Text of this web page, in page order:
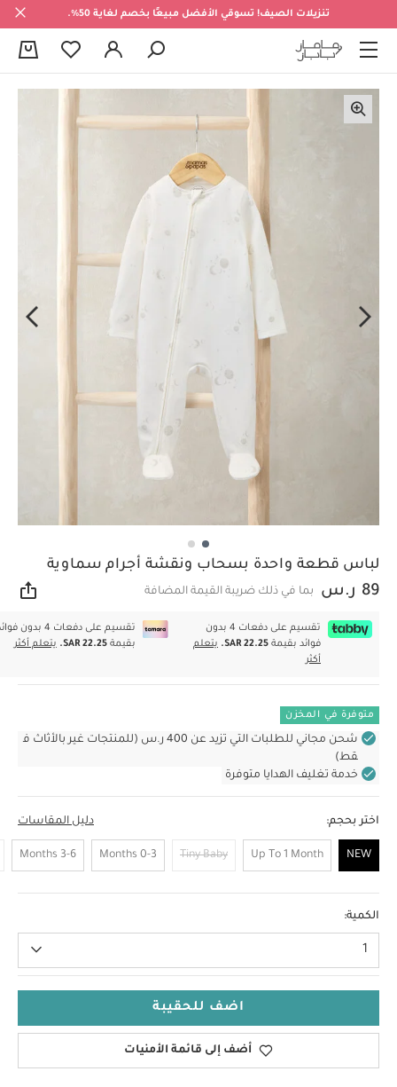
تنزيلات الصيف! تسوقي الأفضل مبيعًا بخصم لغاية 50%.
لباس قطعة واحدة بسحاب ونقشة أجرام سماوية
89 ر.س بما في ذلك ضريبة القيمة المضافة
تقسيم على دفعات 4 بدون
فوائد بقيمة SAR 22.25.
يتعلم
أكثر
تقسيم على دفعات 4 بدون
بقيمةSAR 22.25. يتعلم أكثر
متوفرة في المخزن
شحن مجاني للطلبات التي تزيد عن 400 ر.س (للمنتجات غير بالأثاث ف
قط)
خدمة تغليف الهدايا متوفرة
اختر بحجم: دليل المقاسات
NEW
Up To 1 Month
Tiny Baby
0-3 Months
3-6 Months
الكمية:
1
اضف للحقيبة
أضف إلى قائمة الأمنيات